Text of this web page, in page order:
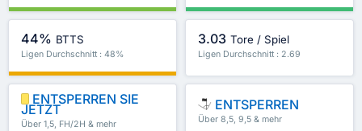
44% BTTS
Ligen Durchschnitt : 48%
3.03 Tore / Spiel
Ligen Durchschnitt : 2.69
ENTSPERREN SIE
JETZT
Über 1,5, FH/2H & mehr
ENTSPERREN
Über 8,5, 9,5 & mehr